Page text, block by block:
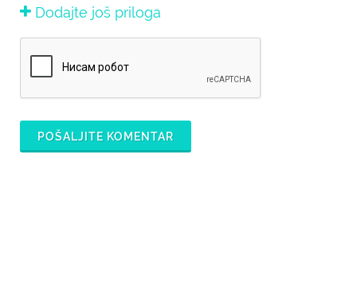
Dodajte još priloga
POŠALJITE KOMENTAR